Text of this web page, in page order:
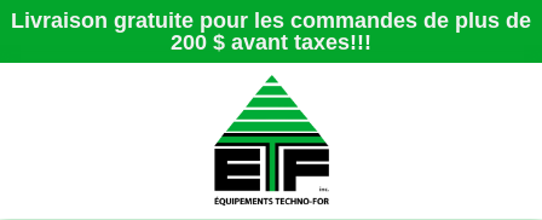
Livraison gratuite pour les commandes de plus de
200 $ avant taxes!!!